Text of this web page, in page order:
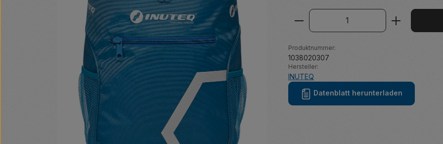
Produkt Anzahl: Gib den
Produktnummer:
1038020307
Hersteller:
INUTEQ
Datenblatt herunterladen